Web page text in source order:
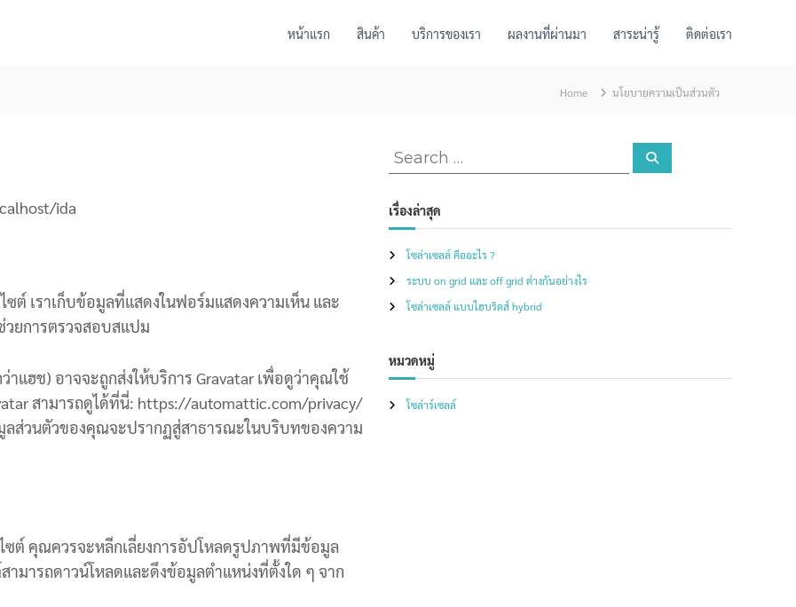
หน้าแรก สินค้า บริการของเรา ผลงานที่ผ่านมา สาระน่ารู้ ติดต่อเรา
Home นโยบายความเป็นส่วนตัว
ida
ซต์ เราเก็บข้อมูลที่แสดงในฟอร์มแสดงความเห็น และ
วยการตรวจสอบสแปม
แฮช) อาจจะถูกส่งให้บริการ Gravatar เพื่อดูว่าคุณใช้
สามารถดูได้ที่นี่: https://automattic.com/privacy/
ส่วนตัวของคุณจะปรากฏสู่สาธารณะในบริบทของความ
ต์ คุณควรจะหลีกเลี่ยงการอัปโหลดรูปภาพที่มีข้อมูล
ามารถดาวน์โหลดและดึงข้อมูลตำแหน่งที่ตั้งใด ๆ จาก
S
e
a
r
c
h
f
:
S
เรื่องล่าสุด
โซล่าเซลล์ คืออะไร ?
ระบบ on grid และ off grid ต่างกันอย่างไร
โซล่าเซลล์ แบบไฮบริดส์ hybrid
หมวดหมู่
โซล่าร์เซลล์